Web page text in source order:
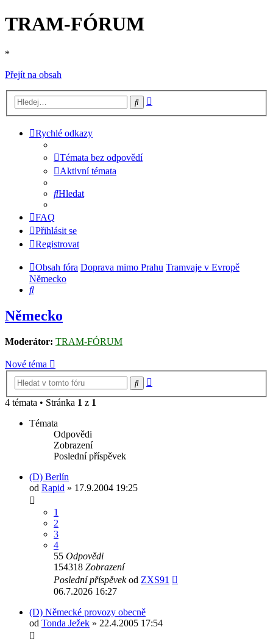
TRAM-FÓRUM
*
Přejít na obsah
Hledat
Rychlé odkazy
Témata bez odpovědí
Aktivní témata
Hledat
FAQ
Přihlásit se
Registrovat
Obsah fóra Doprava mimo Prahu Tramvaje v Evropě
Německo
Hledat
Německo
Moderátor: TRAM-FÓRUM
Nové téma
Hledat
4 témata • Stránka 1 z 1
Témata
Odpovědi
Zobrazení
Poslední příspěvek
(D) Berlín
od Rapid » 17.9.2004 19:25
1
2
3
4
55 Odpovědi
154318 Zobrazení
Poslední příspěvekod ZXS91
06.7.2026 16:27
(D) Německé provozy obecně
od Tonda Ježek » 22.4.2005 17:54